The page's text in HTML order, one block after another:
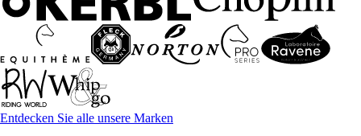
Entdecken Sie alle unsere Marken